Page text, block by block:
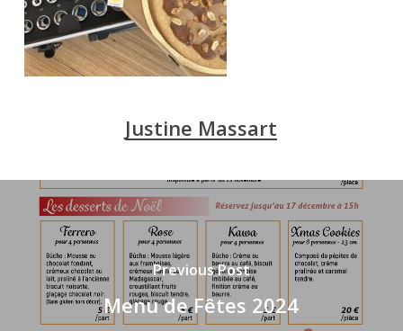
Justine Massart
Previous Post
Menu de Fêtes 2024